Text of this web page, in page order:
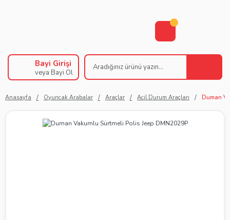
Bayi Girişi
veya Bayi Ol
Anasayfa Oyuncak Arabalar Araçlar Acil Durum Araçları Duman